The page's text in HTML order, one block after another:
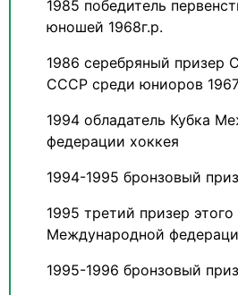
1985 победитель
юношей 1968г.р.
1986 серебряный призер
СССР среди юниоров
1994 обладатель Кубка
федерации хоккея
1994-1995 бронзовый
1995 третий призер этого
Международной
1995-1996 бронзовый